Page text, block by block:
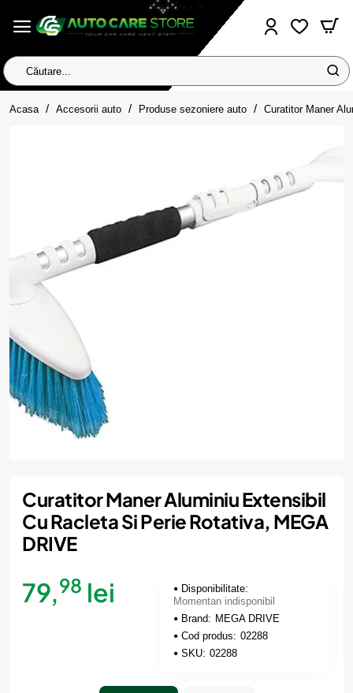
Căutare...
Acasa homeAccesorii auto Produse sezoniere auto Curatitor Maner
Momentan indisponibil
Curatitor Maner Aluminiu Extensibil
Cu Racleta Si Perie Rotativa, MEGA
DRIVE
79,98 lei
Disponibilitate:
Momentan indisponibil
Brand: MEGA DRIVE
Cod produs: 02288
SKU: 02288